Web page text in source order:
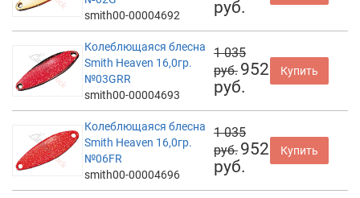
smith00-00004692
руб.
Колеблющаяся блесна
Smith Heaven 16,0гр.
№03GRR
smith00-00004693
1 035
руб. 952
руб.
Купить
Колеблющаяся блесна
Smith Heaven 16,0гр.
№06FR
smith00-00004696
1 035
руб. 952
руб.
Купить